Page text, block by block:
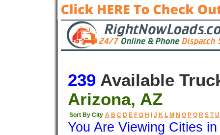
239 Available
Arizona, AZ
Sort By City A B C D E F G H J K L M N O P Q R S T U
You Are Viewing Cities in